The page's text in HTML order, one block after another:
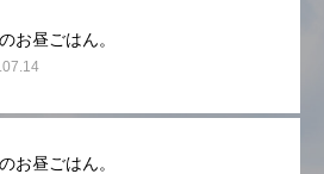
お昼ごはん。
お昼ごはん。